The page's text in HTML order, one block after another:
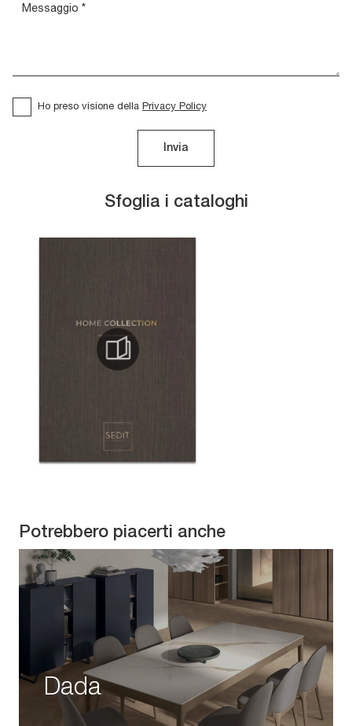
Sfoglia i cataloghi
Ho preso visione della Privacy Policy
Invia
Potrebbero piacerti anche
Dada